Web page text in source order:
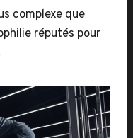
complexe que
réputés pour